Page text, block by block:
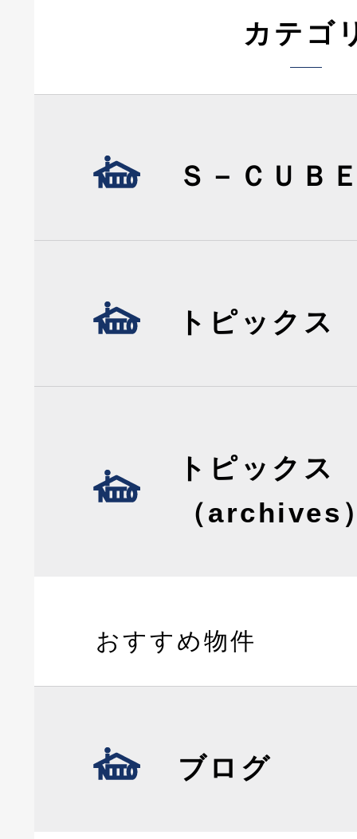
カテゴ
Ｓ－ＣＵＢ
トピックス
トピックス
（archives
おすすめ物件
ブログ